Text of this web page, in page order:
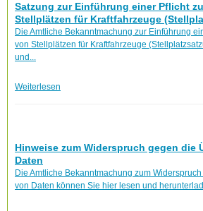
Satzung zur Einführung einer Pflicht
Stellplätzen für Kraftfahrzeuge
Die Amtliche Bekanntmachung zur Einführung
von Stellplätzen für Kraftfahrzeuge
und...
Weiterlesen
Hinweise zum Widerspruch gegen die
Daten
Die Amtliche Bekanntmachung zum
von Daten können Sie hier lesen und